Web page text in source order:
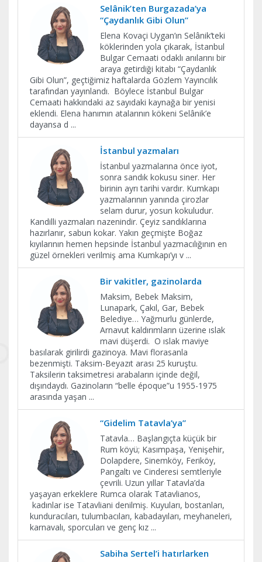
Selânik’ten Burgazada’ya
“Çaydanlık Gibi Olun”
Elena Kovaçi Uygan’ın Selânik’teki
köklerinden yola çıkarak, İstanbul
Bulgar Cemaati odaklı anılarını bir
araya getirdiği kitabı “Çaydanlık
Gibi Olun”, geçtiğimiz haftalarda Gözlem Yayıncılık
tarafından yayınlandı. Böylece İstanbul Bulgar
Cemaati hakkındaki az sayıdaki kaynağa bir yenisi
eklendi. Elena hanımın atalarının kökeni Selânik’e
dayansa d ...
İstanbul yazmaları
İstanbul yazmalarına önce iyot,
sonra sandık kokusu siner. Her
birinin ayrı tarihi vardır. Kumkapı
yazmalarının yanında çirozlar
selam durur, yosun kokuludur.
Kandilli yazmaları nazenindir. Çeyiz sandıklarına
hazırlanır, sabun kokar. Yakın geçmişte Boğaz
kıyılarının hemen hepsinde İstanbul yazmacılığının en
güzel örnekleri verilmiş ama Kumkapı’yı v ...
Bir vakitler, gazinolarda
Maksim, Bebek Maksim,
Lunapark, Çakıl, Gar, Bebek
Belediye… Yağmurlu günlerde,
Arnavut kaldırımların üzerine ıslak
mavi düşerdi. O ıslak maviye
basılarak girilirdi gazinoya. Mavi florasanla
bezenmişti. Taksim-Beyazıt arası 25 kuruştu.
Taksilerin taksimetresi arabaların içinde değil,
dışındaydı. Gazinoların “belle époque”u 1955-1975
arasında yaşan ...
“Gidelim Tatavla’ya”
Tatavla… Başlangıçta küçük bir
Rum köyü; Kasımpaşa, Yenişehir,
Dolapdere, Sinemköy, Feriköy,
Pangaltı ve Cinderesi semtleriyle
çevrili. Uzun yıllar Tatavla’da
yaşayan erkeklere Rumca olarak Tatavlianos,
kadınlar ise Tatavliani denilmiş. Kuyuları, bostanları,
kunduracıları, tulumbacıları, kabadayıları, meyhaneleri,
karnavalı, sporcuları ve genç kız ...
Sabiha Sertel’i hatırlarken